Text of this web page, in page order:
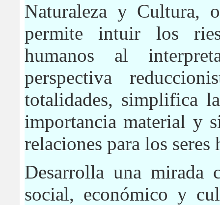
Naturaleza y Cultura,
permite intuir los
humanos al
perspectiva
totalidades, simplifica
importancia material y
relaciones para los seres
Desarrolla una mirada
social, económico y